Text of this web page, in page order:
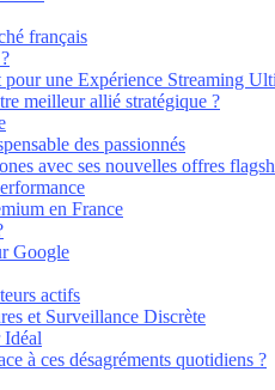
français
une Expérience Streaming
meilleur allié stratégique ?
des passionnés
avec ses nouvelles offres
en France
Google
actifs
et Surveillance Discrète
à ces désagréments quotidiens ?